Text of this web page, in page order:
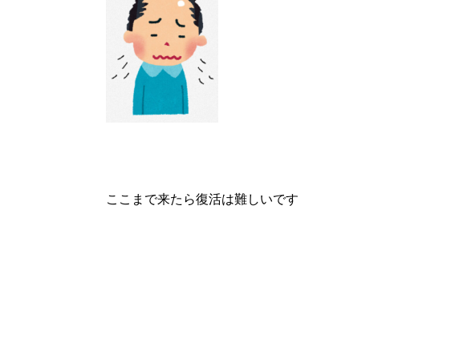
ここまで来たら復活は難しいです